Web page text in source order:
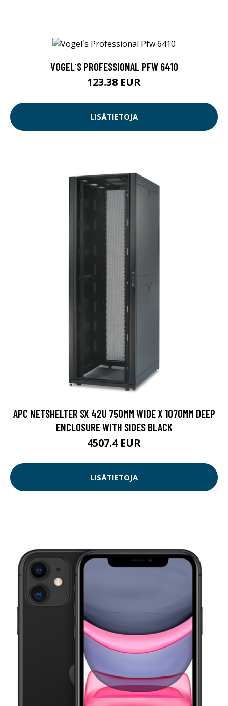
VOGEL´S PROFESSIONAL PFW 6410
123.38 EUR
LISÄTIETOJA
APC NETSHELTER SX 42U 750MM WIDE X 1070MM DEEP
ENCLOSURE WITH SIDES BLACK
4507.4 EUR
LISÄTIETOJA